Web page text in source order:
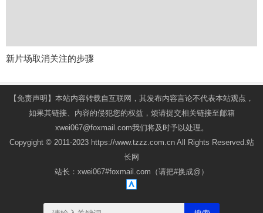
新片场取消关注的步骤
【免责声明】本站内容转载自互联网，其发布内容言论不代表本站观点，
如果其链接、内容的侵犯您的权益，烦请提交相关链接至邮箱
xwei067@foxmail.com我们将及时予以处理。
Copygight © 2011-2023 https://www.tzzz.com.cn All Rights Reserved.站
长网
站长：xwei067#foxmail.com（请把#换成@）